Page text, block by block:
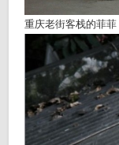
重庆老街客栈的菲菲